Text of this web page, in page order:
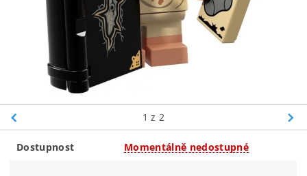
1 z 2
Dostupnost Momentálně nedostupné